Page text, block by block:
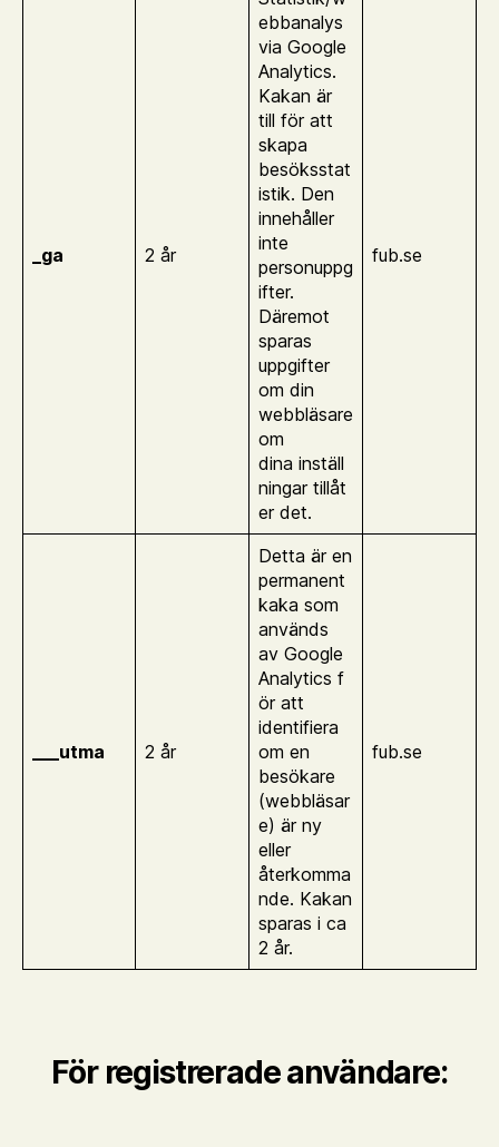
_ga 2 år
ebbanalys
via Google
Analytics.
Kakan är
till för att
skapa
besöksstat
istik. Den
innehåller
inte
personuppg
ifter.
Däremot
sparas
uppgifter
om din
webbläsare
om
dina inställ
ningar tillåt
er det.
fub.se
___utma 2 år
Detta är en
permanent
kaka som
används
av Google
Analytics f
ör att
identifiera
om en
besökare
(webbläsar
e) är ny
eller
återkomma
nde. Kakan
sparas i ca
2 år.
fub.se
För registrerade användare: